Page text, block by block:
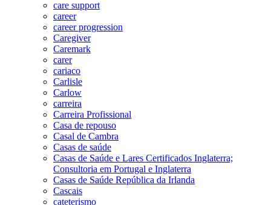
care support
career
career progression
Caregiver
Caremark
carer
cariaco
Carlisle
Carlow
carreira
Carreira Profissional
Casa de repouso
Casal de Cambra
Casas de saúde
Casas de Saúde e Lares Certificados Inglaterra;
Consultoria em Portugal e Inglaterra
Casas de Saúde República da Irlanda
Cascais
cateterismo